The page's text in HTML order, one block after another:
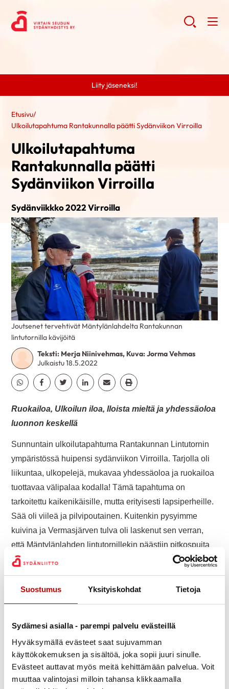
Suostumus Yksityiskohdat Tietoja
Sydämesi asialla - parempi palvelu evästeillä
Hyväksymällä evästeet saat sujuvamman
käyttökokemuksen ja sisältöä, joka sopii juuri sinulle.
Evästeet auttavat myös meitä kehittämään palvelua. Voit
muuttaa valintojasi milloin tahansa klikkaamalla
Liity jäseneksi!
Etusivu/
Ulkoilutapahtuma Rantakunnalla päätti Sydänviikon Virroilla
Ulkoilutapahtuma
Rantakunnalla päätti
Sydänviikon Virroilla
Sydänviikkko 2022 Virroilla
Teksti: Merja Niinivehmas, Kuva: Jorma Vehmas
Julkaistu 18.5.2022
Jaa Whatsapp
Jaa Facebook
Jaa TwitterJaa Linkedin
Jaa EmailJaa Print
Joutsenet tervehtivät Mäntylänlahdelta Rantakunnan
lintutornilla kävijöitä
Ruokailoa, Ulkoilun iloa, Iloista mieltä ja yhdessäoloa
luonnon keskellä
Sunnuntain ulkoilutapahtuma Rantakunnan Lintutornin
ympäristössä huipensi sydänviikon Virroilla. Tarjolla oli
liikuntaa, ulkopelejä, mukavaa yhdessäoloa ja ruokailoa
tuottavaa välipalaa kodalla! Tämä tapahtuma on
tarkoitettu kaikenikäisille, mutta erityisesti lapsiperheille.
Sää oli viileä ja pilvipoutainen. Kuitenkin pysyimme
kuivina ja Vermasjärven tulva oli laskenut sen verran,
että Mäntylänlahden lintutornillekin päästiin pitkospuita
pitkin kuivin jaloin. Järveltä satapäinen joutsenten joukko
tervehti kuuluvasti kävijöitä. Pienenpiäkin vesilintuja
saattoi tornista bongata.
Virtain metsästysseuran pirtin pihapiirissä kodan tulilla
oli hyvä lämmitellä ja nauttia ruokailoa tuottavista
tarjoiluista. Pihapiirissä oli mahdollisuus kokeilla
kävynheittoa, frisbee-kiekkojen heittoa koreihin ja
mölkkyä. Muistipelissä vatien alta löytyi niin monenlaisia